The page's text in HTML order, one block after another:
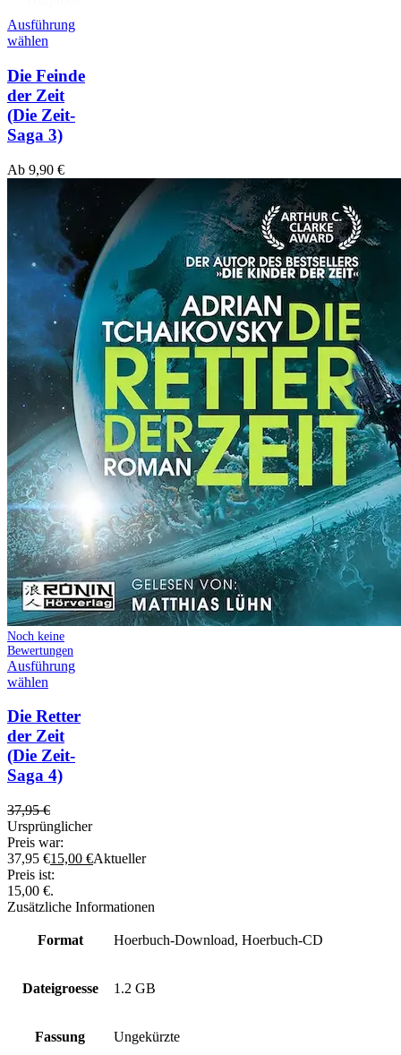
Ausführung
wählen
Die Feinde
der Zeit
(Die Zeit-
Saga 3)
Ab 9,90 €
Noch keine
Bewertungen
Ausführung
wählen
Die Retter
der Zeit
(Die Zeit-
Saga 4)
37,95€
Ursprünglicher
Preis war:
37,95 €15,00 €Aktueller
Preis ist:
15,00 €.
Zusätzliche Informationen
Format Hoerbuch-Download, Hoerbuch-CD
Dateigroesse 1.2 GB
Fassung Ungekürzte